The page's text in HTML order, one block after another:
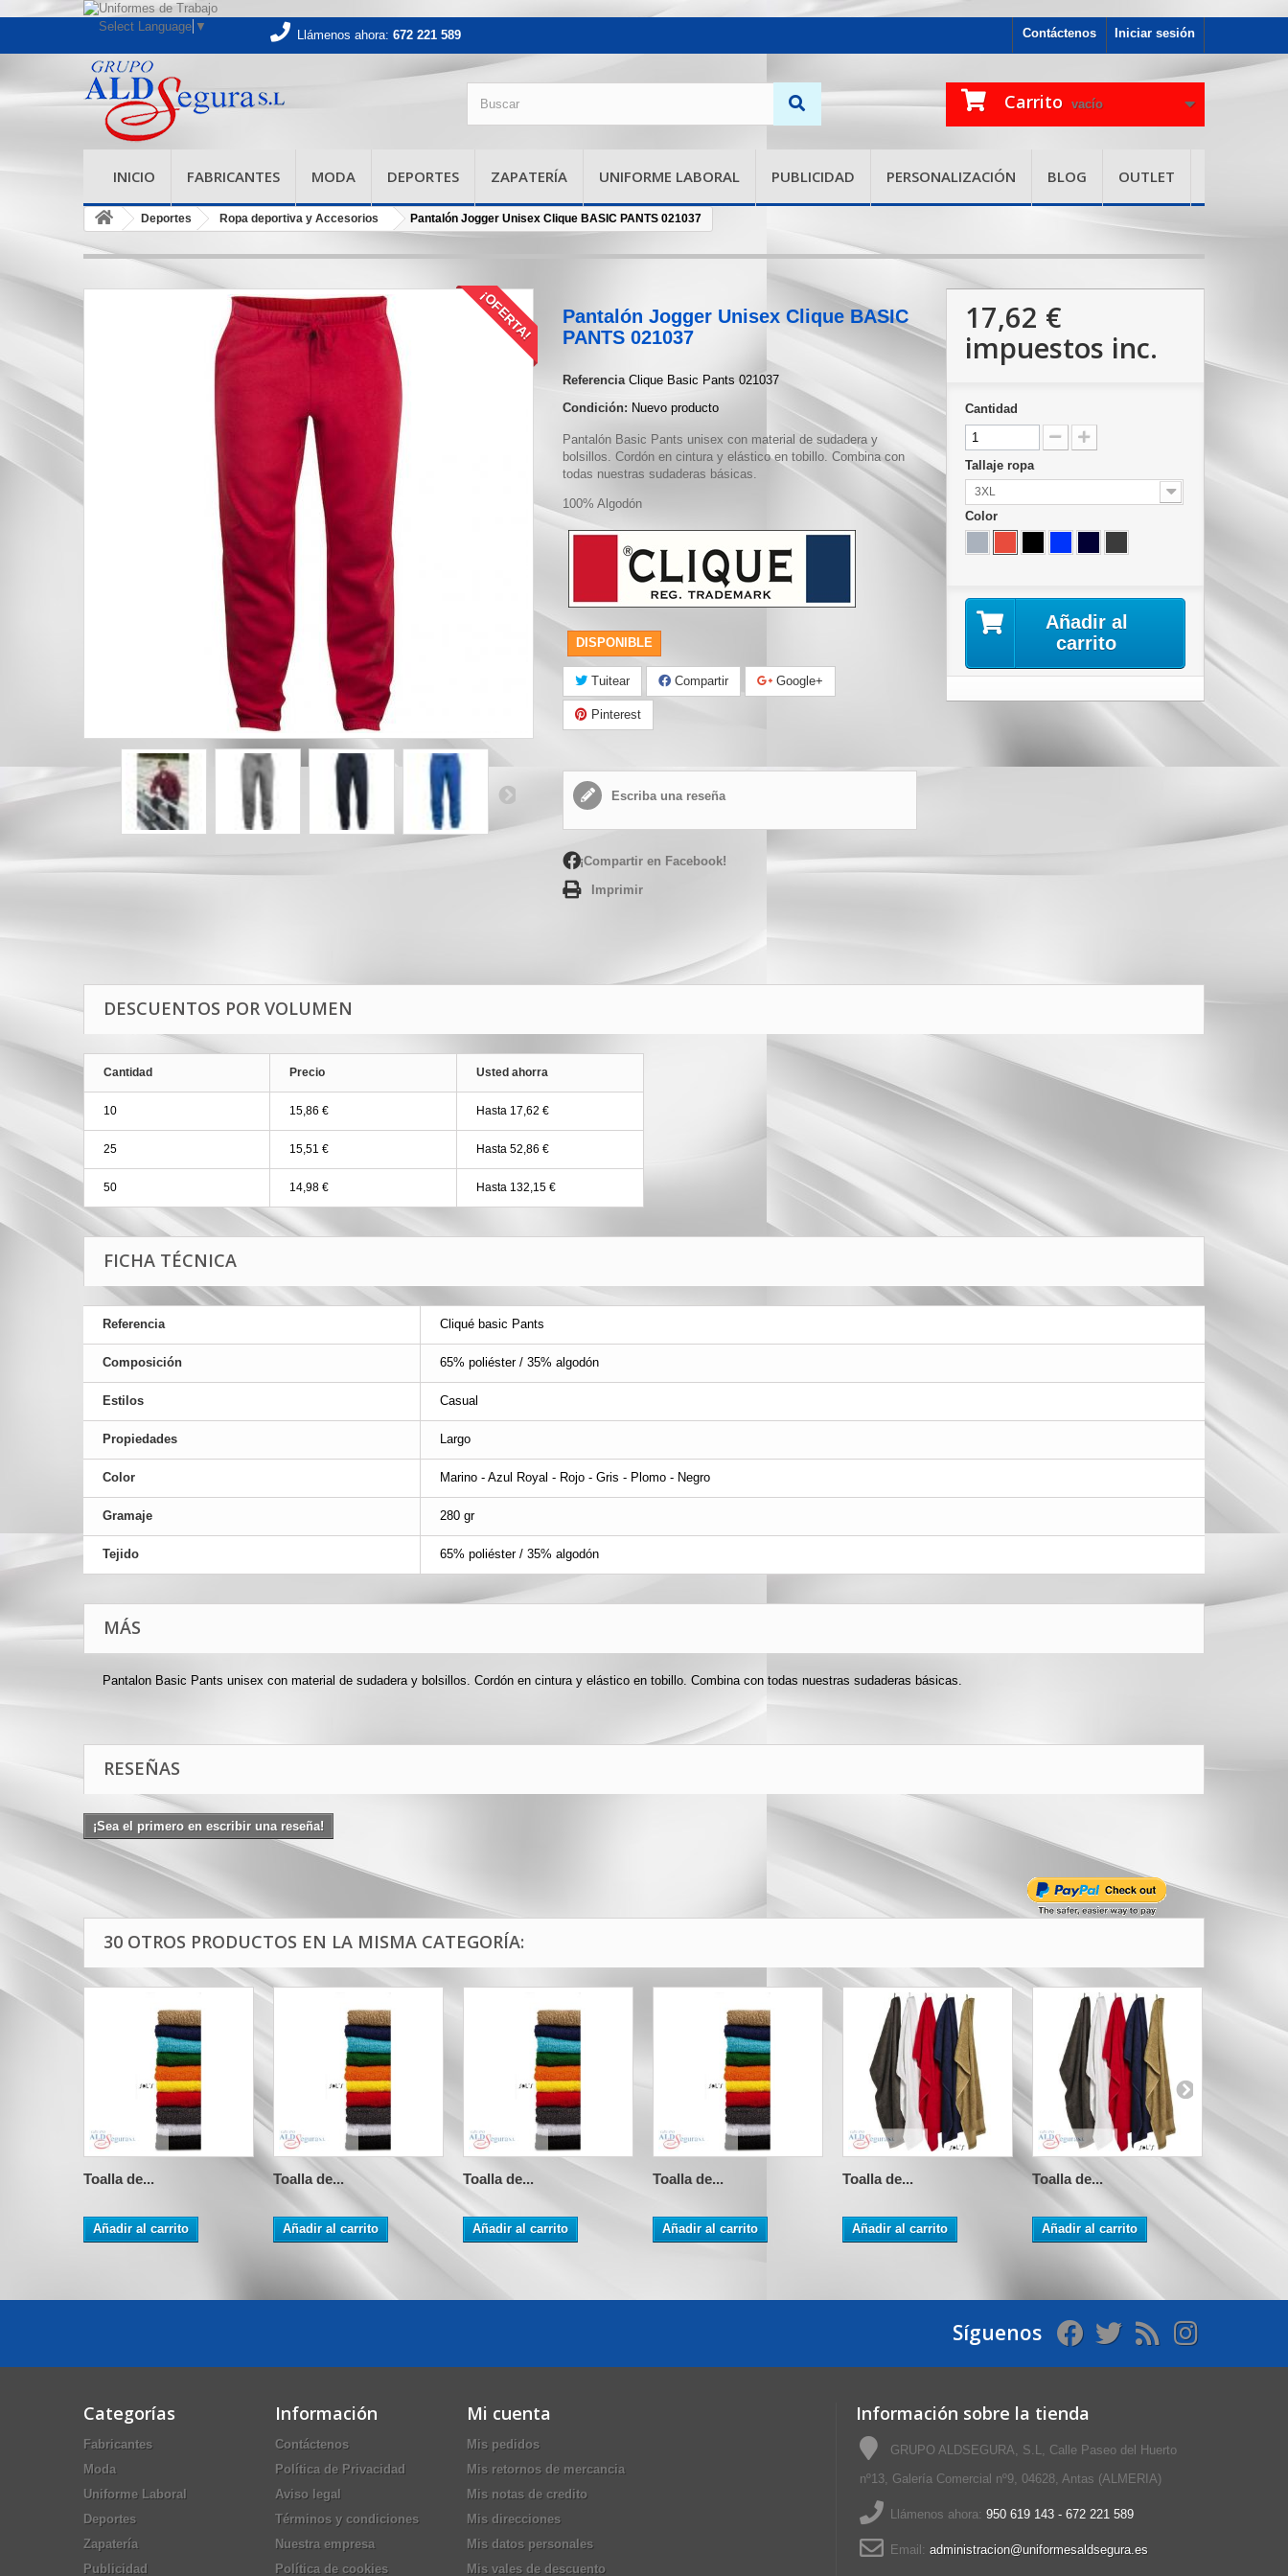
Select Language ▼ Iniciar sesión
Contáctenos
Llámenos ahora: 672 221 589
Carrito vacío
INICIO FABRICANTES MODA DEPORTES ZAPATERÍA UNIFORME LABORAL PUBLICIDAD PERSONALIZACIÓN BLOG OUTLET
Deportes Ropa deportiva y Accesorios Pantalón Jogger Unisex Clique BASIC PANTS 021037
¡OFERTA!
Pantalón Jogger Unisex Clique BASIC
PANTS 021037
Referencia Clique Basic Pants 021037
Condición: Nuevo producto
Pantalón Basic Pants unisex con material de sudadera y
bolsillos. Cordón en cintura y elástico en tobillo. Combina con
todas nuestras sudaderas básicas.
100% Algodón
DISPONIBLE
Tuitear Compartir Google+
Pinterest
Escriba una reseña
¡Compartir en Facebook!
Imprimir
17,62 €
impuestos inc.
Cantidad
Tallaje ropa
3XL
Color
Añadir al
carrito
DESCUENTOS POR VOLUMEN
Cantidad Precio Usted ahorra
10 15,86 € Hasta 17,62 €
25 15,51 € Hasta 52,86 €
50 14,98 € Hasta 132,15 €
FICHA TÉCNICA
Referencia Cliqué basic Pants
Composición 65% poliéster / 35% algodón
Estilos Casual
Propiedades Largo
Color Marino - Azul Royal - Rojo - Gris - Plomo - Negro
Gramaje 280 gr
Tejido 65% poliéster / 35% algodón
MÁS
Pantalon Basic Pants unisex con material de sudadera y bolsillos. Cordón en cintura y elástico en tobillo. Combina con todas nuestras sudaderas básicas.
RESEÑAS
¡Sea el primero en escribir una reseña!
30 OTROS PRODUCTOS EN LA MISMA CATEGORÍA:
Toalla de...
Añadir al carrito
Toalla de...
Añadir al carrito
Toalla de...
Añadir al carrito
Toalla de...
Añadir al carrito
Toalla de...
Añadir al carrito
Toalla de...
Añadir al carrito
Síguenos
Categorías
Fabricantes
Moda
Uniforme Laboral
Deportes
Zapatería
Publicidad
Información
Contáctenos
Política de Privacidad
Aviso legal
Términos y condiciones
Nuestra empresa
Política de cookies
Mi cuenta
Mis pedidos
Mis retornos de mercancia
Mis notas de credito
Mis direcciones
Mis datos personales
Mis vales de descuento
Información sobre la tienda
GRUPO ALDSEGURA, S.L, Calle Paseo del Huerto
nº13, Galería Comercial nº9, 04628, Antas (ALMERIA)
Llámenos ahora: 950 619 143 - 672 221 589
Email: administracion@uniformesaldsegura.es